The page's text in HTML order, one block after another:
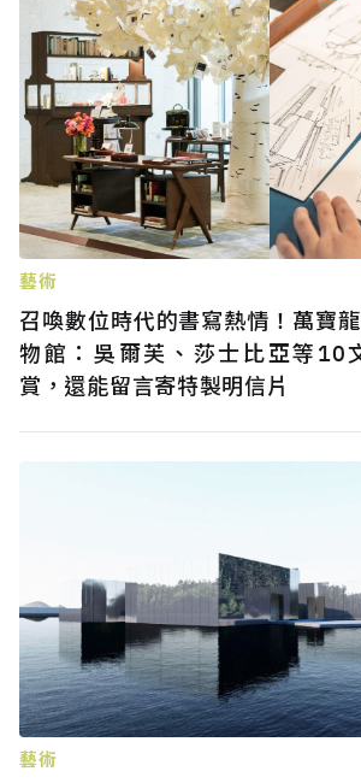
藝術
召喚數位時代的書寫熱情！萬寶
物館：吳爾芙、莎士比亞等10
賞，還能留言寄特製明信片
藝術